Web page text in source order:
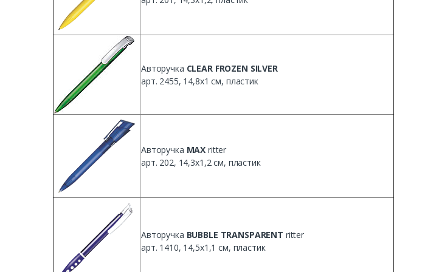
Авторучка CLEAR FROZEN SILVER
арт. 2455, 14,8x1 см, пластик
Авторучка MAX ritter
арт. 202, 14,3х1,2 см, пластик
Авторучка BUBBLE TRANSPARENT ritter
арт. 1410, 14,5х1,1 см, пластик